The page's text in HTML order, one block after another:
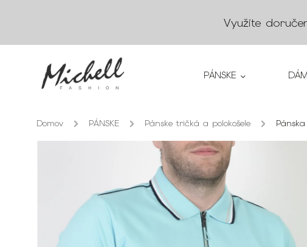
Využite
PÁNSKE
Domov / PÁNSKE / Pánske tričká a polokošele /